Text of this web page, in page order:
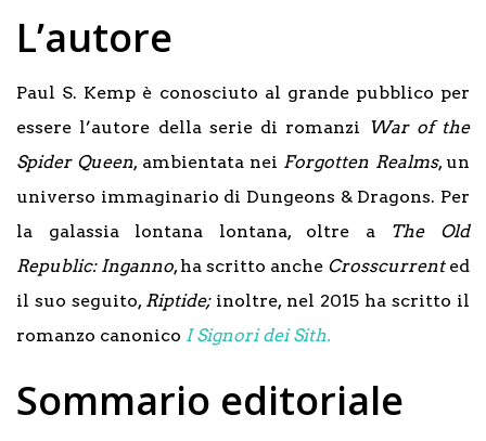
L’autore
Paul S. Kemp è conosciuto al grande pubblico per
essere l’autore della serie di romanzi War of the
Spider Queen, ambientata nei Forgotten Realms, un
universo immaginario di Dungeons & Dragons. Per
la galassia lontana lontana, oltre a The Old
Republic: Inganno, ha scritto anche Crosscurrent ed
il suo seguito, Riptide; inoltre, nel 2015 ha scritto il
romanzo canonico I Signori dei Sith.
Sommario editoriale